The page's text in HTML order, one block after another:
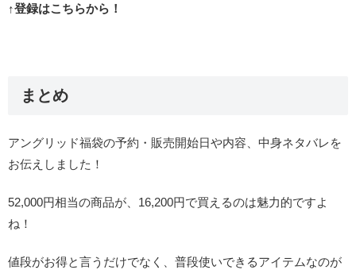
↑登録はこちらから！
まとめ
アングリッド福袋の予約・販売開始日や内容、中身ネタバレを
お伝えしました！
52,000円相当の商品が、16,200円で買えるのは魅力的ですよ
ね！
値段がお得と言うだけでなく、普段使いできるアイテムなのが